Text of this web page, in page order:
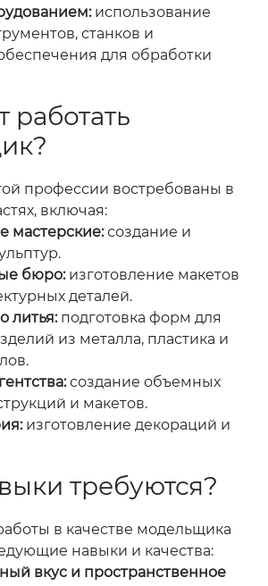
использование
станков и
для обработки
работать
профессии востребованы в
включая:
мастерские:создание и
бюро:изготовление макетов
деталей.
литья:подготовка форм для
из металла, пластика и
создание объемных
и макетов.
изготовление декораций и
требуются?
в качестве модельщика
навыки и качества:
вкус и пространственное